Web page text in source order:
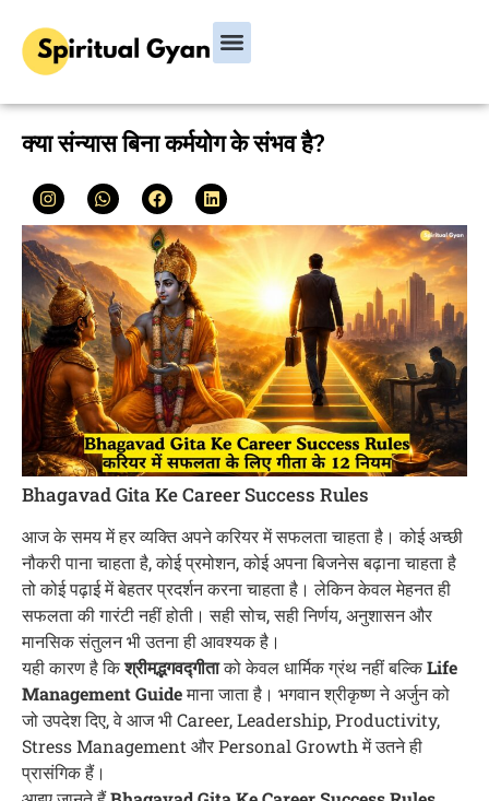
क्या संन्यास बिना कर्मयोग के संभव है?
Bhagavad Gita Ke Career Success Rules
आज के समय में हर व्यक्ति अपने करियर में सफलता चाहता है। कोई अच्छी
नौकरी पाना चाहता है, कोई प्रमोशन, कोई अपना बिजनेस बढ़ाना चाहता है
तो कोई पढ़ाई में बेहतर प्रदर्शन करना चाहता है। लेकिन केवल मेहनत ही
सफलता की गारंटी नहीं होती। सही सोच, सही निर्णय, अनुशासन और
मानसिक संतुलन भी उतना ही आवश्यक है।
यही कारण है किश्रीमद्भगवद्गीताको केवल धार्मिक ग्रंथ नहीं बल्किLife
Management Guideमाना जाता है। भगवान श्रीकृष्ण ने अर्जुन को
जो उपदेश दिए, वे आज भी Career, Leadership, Productivity,
Stress Management और Personal Growth में उतने ही
प्रासंगिक हैं।